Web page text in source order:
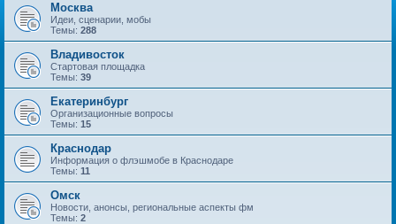
Москва
Идеи, сценарии, мобы
Темы: 288
Владивосток
Стартовая площадка
Темы: 39
Екатеринбург
Организационные вопросы
Темы: 15
Краснодар
Информация о флэшмобе в Краснодаре
Темы: 11
Омск
Новости, анонсы, региональные аспекты фм
Темы: 2